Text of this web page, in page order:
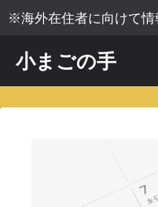
コ
ン
ツ
へ
※海外在住者に向けて
小まごの手